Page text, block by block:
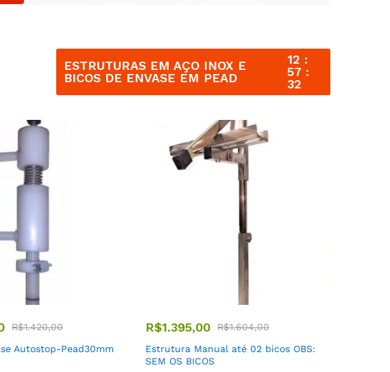
ESTRUTURAS EM AÇO INOX E
BICOS DE ENVASE EM PEAD
12
57
31
R$1.420,00
Autostop-Pead30mm
R$1.395,00 R$1.604,00
Estrutura Manual até 02 bicos OBS:
SEM OS BICOS